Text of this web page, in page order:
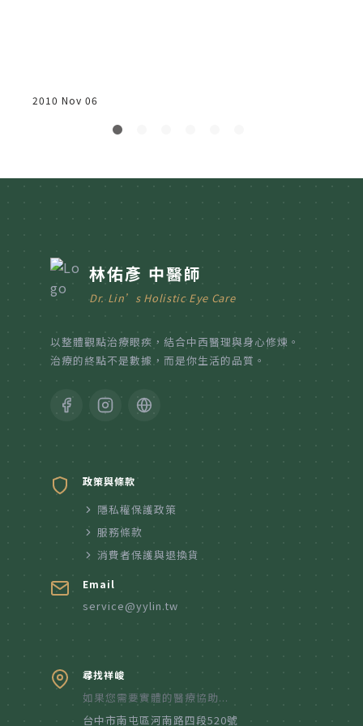
2010 Nov 06
林佑彥 中醫師
Dr. Lin’s Holistic Eye Care
以整體觀點治療眼疾，結合中西醫理與身心修煉。
治療的終點不是數據，而是你生活的品質。
政策與條款
隱私權保護政策
服務條款
消費者保護與退換貨
Email
service@yylin.tw
尋找祥峻
如果您需要實體的醫療協助...
台中市南屯區河南路四段520號